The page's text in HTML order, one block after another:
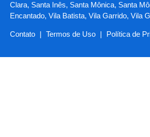
Clara, Santa Inês, Santa Mônica, Santa
Encantado, Vila Batista, Vila Garrido, Vila
Contato | Termos de Uso | Política de